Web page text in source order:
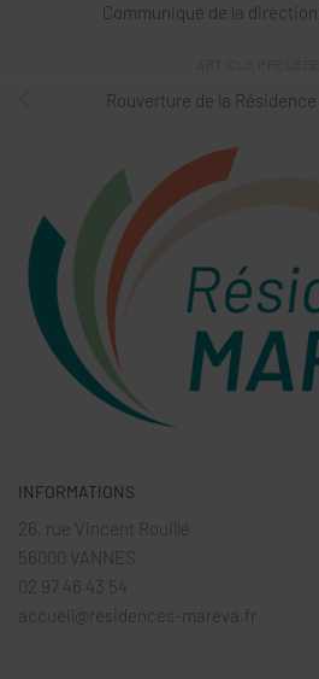
Communiqué de la
Rouverture de la
INFORMATIONS
26, rue Vincent Rouillé
56000 VANNES
02 97 46 43 54
accueil@residences-mareva.fr